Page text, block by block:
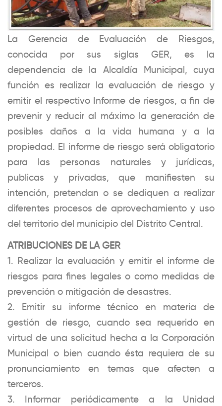
La Gerencia de Evaluación de Riesgos,
conocida por sus siglas GER, es la
dependencia de la Alcaldía Municipal, cuya
función es realizar la evaluación de riesgo y
emitir el respectivo Informe de riesgos, a fin de
prevenir y reducir al máximo la generación de
posibles daños a la vida humana y a la
propiedad. El informe de riesgo será obligatorio
para las personas naturales y jurídicas,
publicas y privadas, que manifiesten su
intención, pretendan o se dediquen a realizar
diferentes procesos de aprovechamiento y uso
del territorio del municipio del Distrito Central.
ATRIBUCIONES DE LA GER
1. Realizar la evaluación y emitir el informe de
riesgos para fines legales o como medidas de
prevención o mitigación de desastres.
2. Emitir su informe técnico en materia de
gestión de riesgo, cuando sea requerido en
virtud de una solicitud hecha a la Corporación
Municipal o bien cuando ésta requiera de su
pronunciamiento en temas que afecten a
terceros.
3. Informar periódicamente a la Unidad